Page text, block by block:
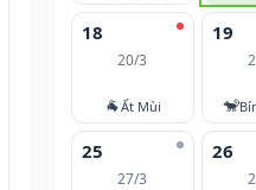
18
20/3
🐐Ất Mùi
19
🐒
25
27/3
26